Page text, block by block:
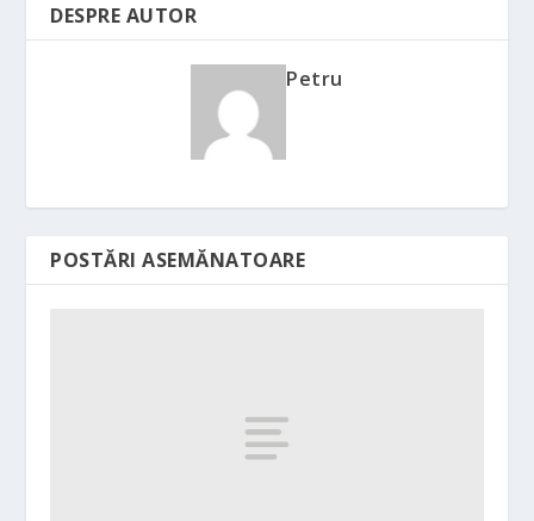
DESPRE AUTOR
Petru
POSTĂRI ASEMĂNATOARE